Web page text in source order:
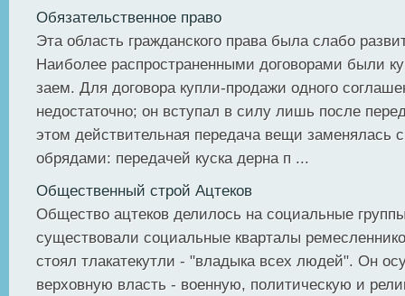
Обязательственное право
Эта область гражданского права была слабо
Наиболее распространенными договорами были
заем. Для договора купли-продажи одного
недостаточно; он вступал в силу лишь после
этом действительная передача вещи заменялась
обрядами: передачей куска дерна п ...
Общественный строй Ацтеков
Общество ацтеков делилось на социальные
существовали социальные кварталы
стоял тлакатекутли - "владыка всех людей". Он
верховную власть - военную, политическую и